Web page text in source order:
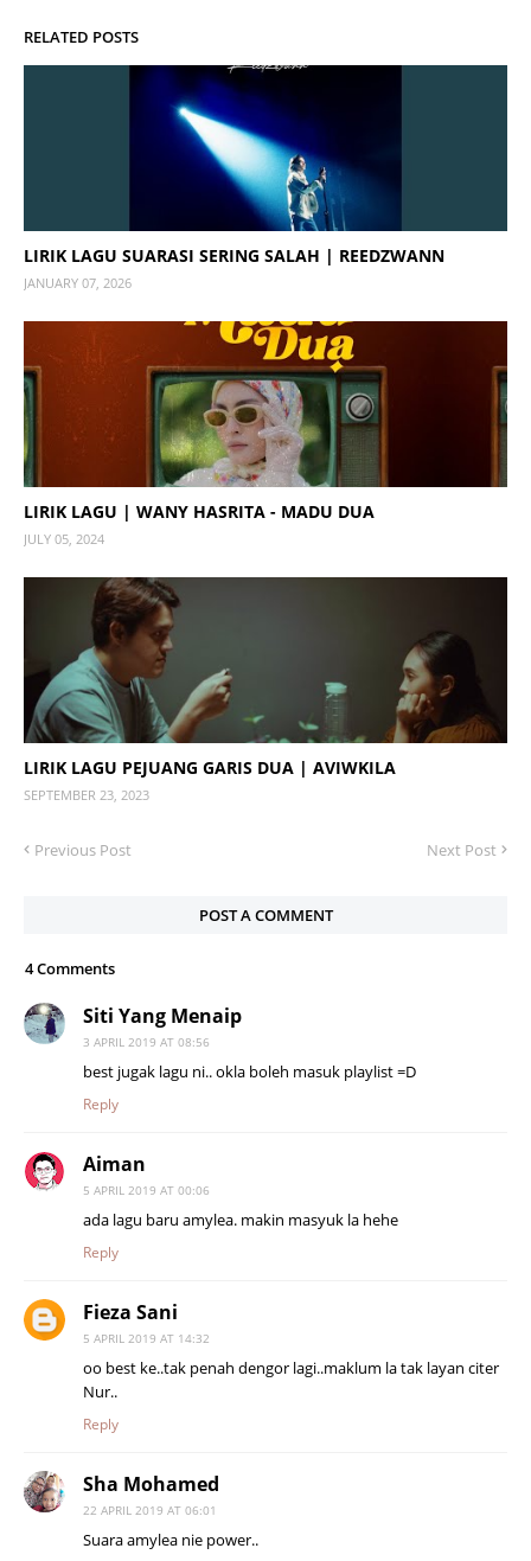
RELATED POSTS
LIRIK LAGU SUARASI SERING SALAH | REEDZWANN
JANUARY 07, 2026
LIRIK LAGU | WANY HASRITA - MADU DUA
JULY 05, 2024
LIRIK LAGU PEJUANG GARIS DUA | AVIWKILA
SEPTEMBER 23, 2023
Previous Post Next Post
POST A COMMENT
4 Comments
Siti Yang Menaip
3 APRIL 2019 AT 08:56
best jugak lagu ni.. okla boleh masuk playlist =D
Reply
Aiman
5 APRIL 2019 AT 00:06
ada lagu baru amylea. makin masyuk la hehe
Reply
Fieza Sani
5 APRIL 2019 AT 14:32
oo best ke..tak penah dengor lagi..maklum la tak layan citer
Nur..
Reply
Sha Mohamed
22 APRIL 2019 AT 06:01
Suara amylea nie power..